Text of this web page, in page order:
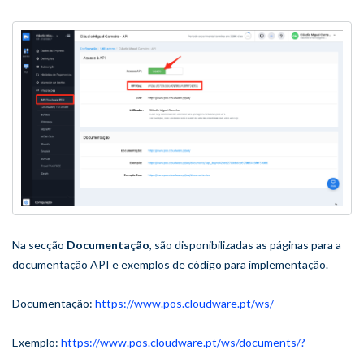
Na secção Documentação, são disponibilizadas as páginas para a
documentação API e exemplos de código para implementação.
Documentação: https://www.pos.cloudware.pt/ws/
Exemplo: https://www.pos.cloudware.pt/ws/documents/?